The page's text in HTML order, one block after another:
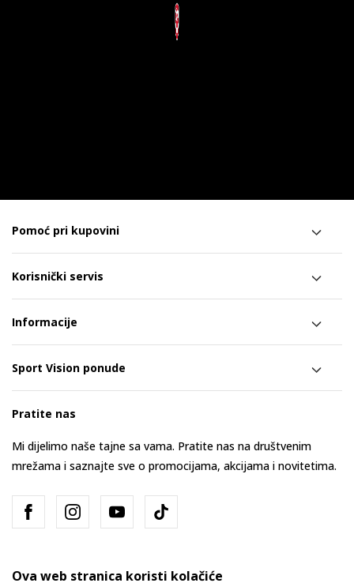
Pomoć pri kupovini
Korisnički servis
Informacije
Sport Vision ponude
Pratite nas
Mi dijelimo naše tajne sa vama. Pratite nas na društvenim
mrežama i saznajte sve o promocijama, akcijama i novitetima.
Ova web stranica koristi kolačiće